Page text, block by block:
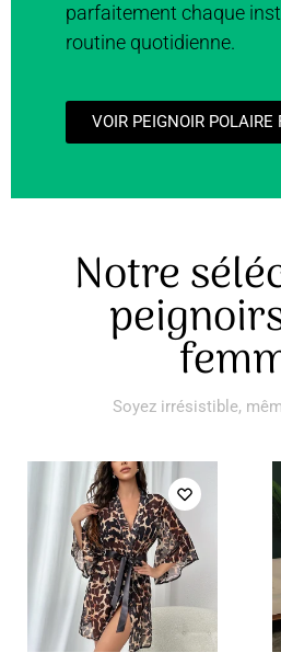
parfaitement chaque
routine quotidienne.
VOIR PEIGNOIR POLAIRE
Notre
Soyez irrésistible,